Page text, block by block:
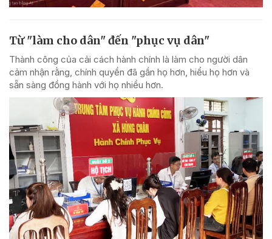
Từ "làm cho dân" đến "phục vụ dân"
Thành công của cải cách hành chính là làm cho người dân
cảm nhận rằng, chính quyền đã gần họ hơn, hiểu họ hơn và
sẵn sàng đồng hành với họ nhiều hơn.